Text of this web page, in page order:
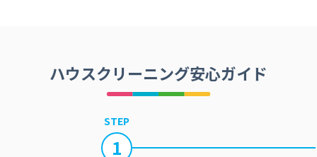
ハウスクリーニング安心ガイド
STEP
1